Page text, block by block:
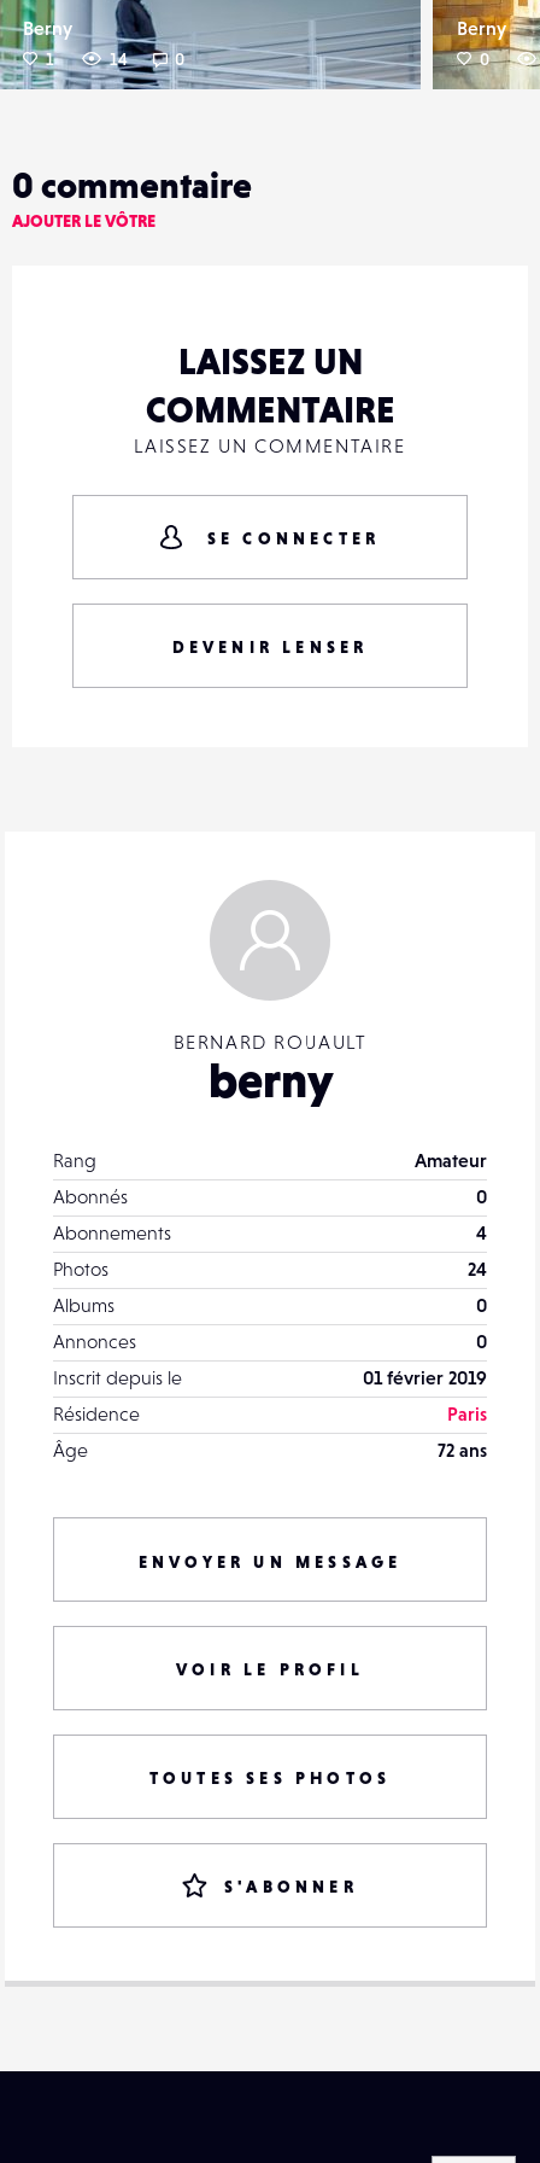
Berny
1 14 0
Berny
0
BERNARD ROUAULT
berny
Rang
Amateur
Abonnés
0
Abonnements
4
Photos
24
Albums
0
Annonces
0
Inscrit depuis le
01 février 2019
Résidence
Paris
Âge
72 ans
ENVOYER UN MESSAGE
VOIR LE PROFIL
TOUTES SES PHOTOS
S'ABONNER
0 commentaire
AJOUTER LE VÔTRE
LAISSEZ UN
COMMENTAIRE
LAISSEZ UN COMMENTAIRE
SE CONNECTER
DEVENIR LENSER